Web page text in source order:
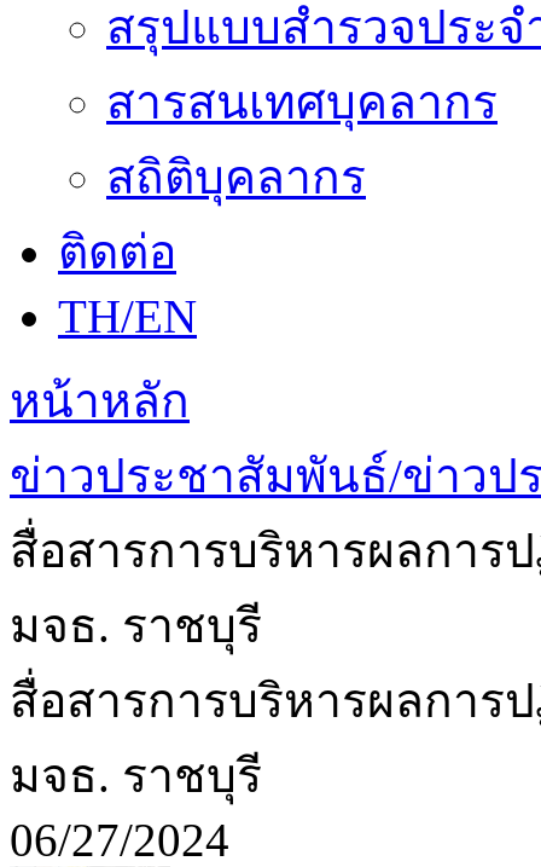
สรุปแบบสำรวจประจ
สารสนเทศบุคลากร
สถิติบุคลากร
ติดต่อ
TH/EN
หน้าหลัก
ข่าวประชาสัมพันธ์/ข่าวป
สื่อสารการบริหารผลการ
มจธ. ราชบุรี
สื่อสารการบริหารผลการ
มจธ. ราชบุรี
06/27/2024